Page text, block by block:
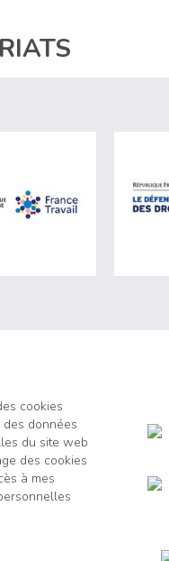
de Fiphfp (nouvelle fenêtre)
visiter les site
cookies
des données
du site web
des cookies
à mes